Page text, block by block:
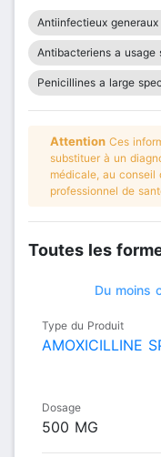
Antiinfectieux
Antibacteriens a usage
Penicillines a large
Attention Ces
substituer à un
médicale, au conseil
professionnel de
Toutes les
Du moins
Type du Produit
AMOXICILLINE
Dosage
500 MG